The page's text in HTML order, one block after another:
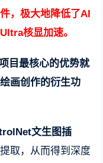
，极大地降低了AI
核显加速。
目最核心的优势就
画创作的衍生功
文生图插
取，从而得到深度